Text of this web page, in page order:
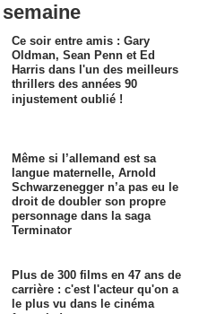
Ce soir entre amis : Gary
Oldman, Sean Penn et Ed
Harris dans l'un des meilleurs
thrillers des années 90
injustement oublié !
Même si l’allemand est sa
langue maternelle, Arnold
Schwarzenegger n’a pas eu le
droit de doubler son propre
personnage dans la saga
Terminator
Plus de 300 films en 47 ans de
carrière : c'est l'acteur qu'on a
le plus vu dans le cinéma